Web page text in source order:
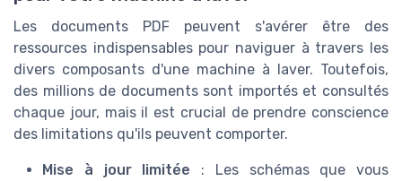
Les documents PDF peuvent s'avérer être des
ressources indispensables pour naviguer à travers les
divers composants d'une machine à laver. Toutefois,
des millions de documents sont importés et consultés
chaque jour, mais il est crucial de prendre conscience
des limitations qu'ils peuvent comporter.
Mise à jour limitée : Les schémas que vous